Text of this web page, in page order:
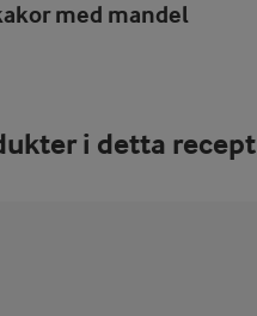
med mandel
i detta recept